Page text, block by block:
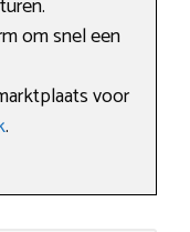
om snel een
voor
.